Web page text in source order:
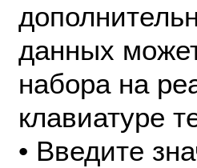
данных
набора на
клавиатуре
• Введите